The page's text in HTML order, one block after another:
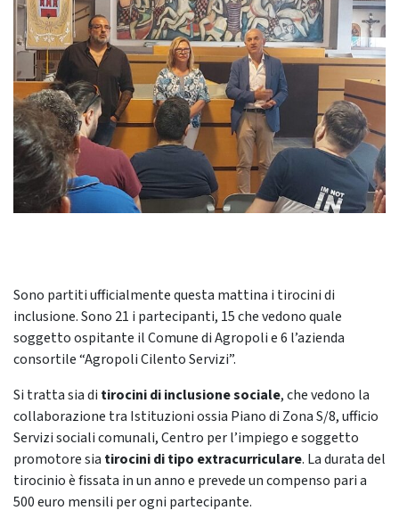
Sono partiti ufficialmente questa mattina i tirocini di
inclusione. Sono 21 i partecipanti, 15 che vedono quale
soggetto ospitante il Comune di Agropoli e 6 l’azienda
consortile “Agropoli Cilento Servizi”.
Si tratta sia di tirocini di inclusione sociale, che vedono la
collaborazione tra Istituzioni ossia Piano di Zona S/8, ufficio
Servizi sociali comunali, Centro per l’impiego e soggetto
promotore sia tirocini di tipo extracurriculare. La durata del
tirocinio è fissata in un anno e prevede un compenso pari a
500 euro mensili per ogni partecipante.